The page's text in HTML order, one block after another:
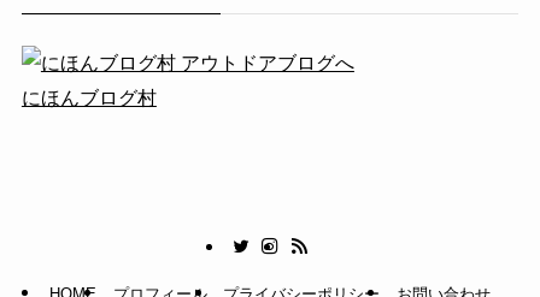
にほんブログ村